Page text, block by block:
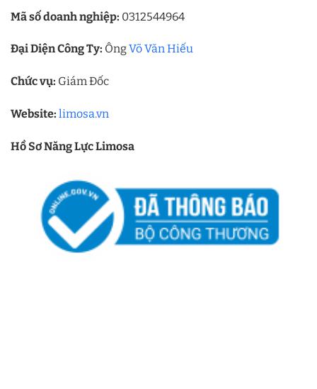
Mã số doanh nghiệp: 0312544964
Đại Diện Công Ty: ÔngVõ Văn Hiếu
Chức vụ: Giám Đốc
Website: limosa.vn
Hồ Sơ Năng Lực Limosa